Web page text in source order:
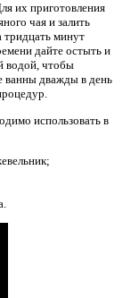
их приготовления
чая и залить
тридцать минут
дайте остыть и
водой, чтобы
ванны дважды в день
использовать в